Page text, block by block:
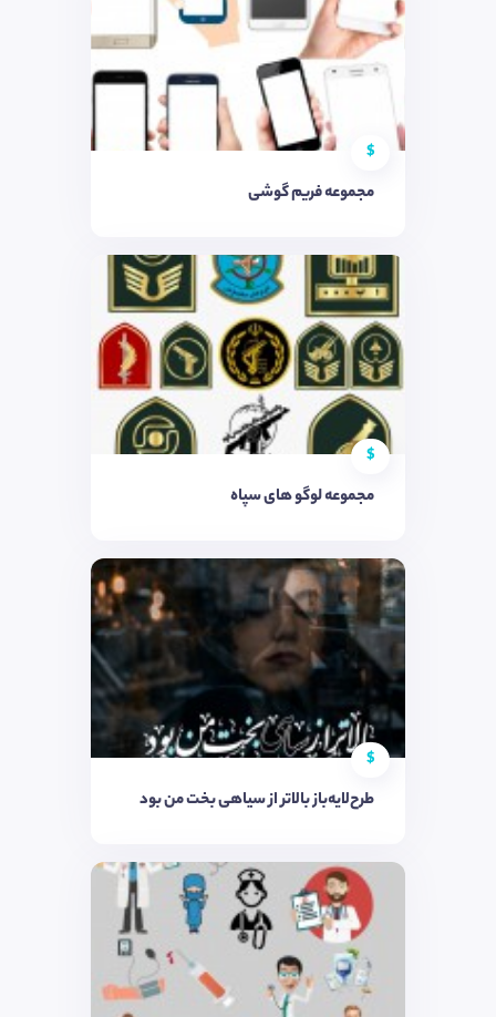
$
مجموعه فریم گوشی
$
مجموعه لوگو های سپاه
$
طرح‌لایه‌باز بالاتر از سیاهی بخت من بود